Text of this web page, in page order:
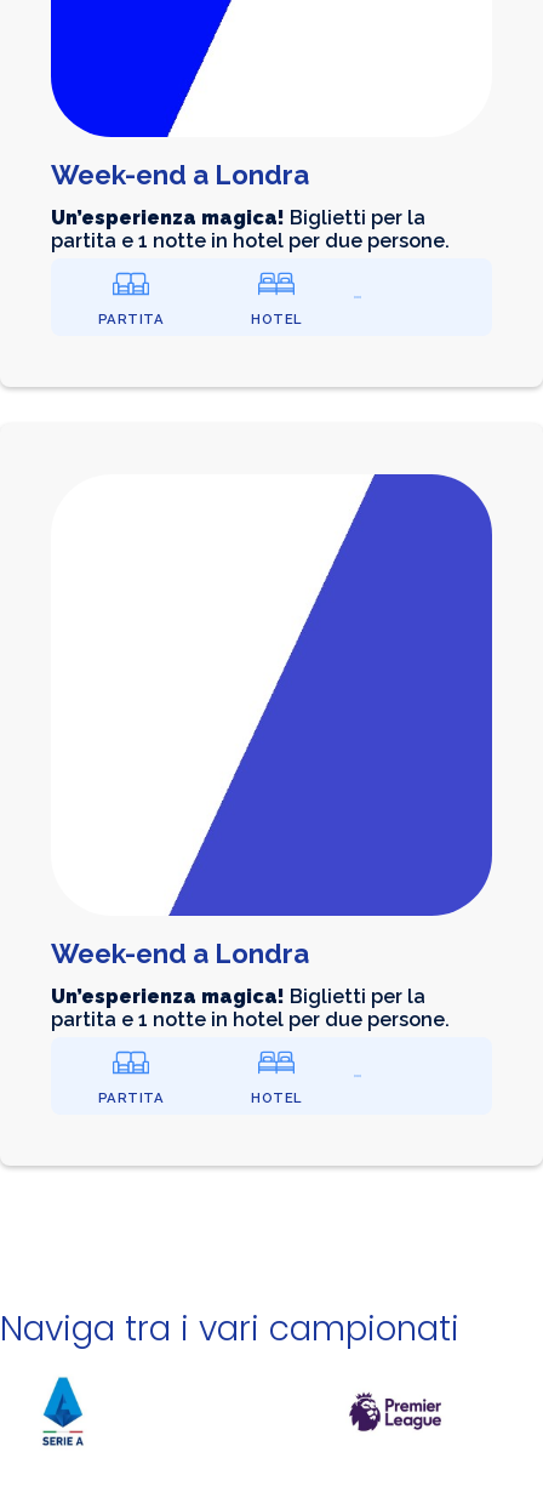
Week-end a Londra
Un’esperienza magica! Biglietti per la
partita e 1 notte in hotel per due persone.
PARTITA HOTEL
Week-end a Londra
Un’esperienza magica! Biglietti per la
partita e 1 notte in hotel per due persone.
PARTITA HOTEL
Naviga tra i vari campionati